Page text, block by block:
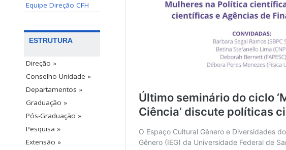
Equipe Direção CFH
ESTRUTURA
Direção »
Conselho Unidade »
Departamentos »
Graduação »
Pós-Graduação »
Pesquisa »
Extensão »